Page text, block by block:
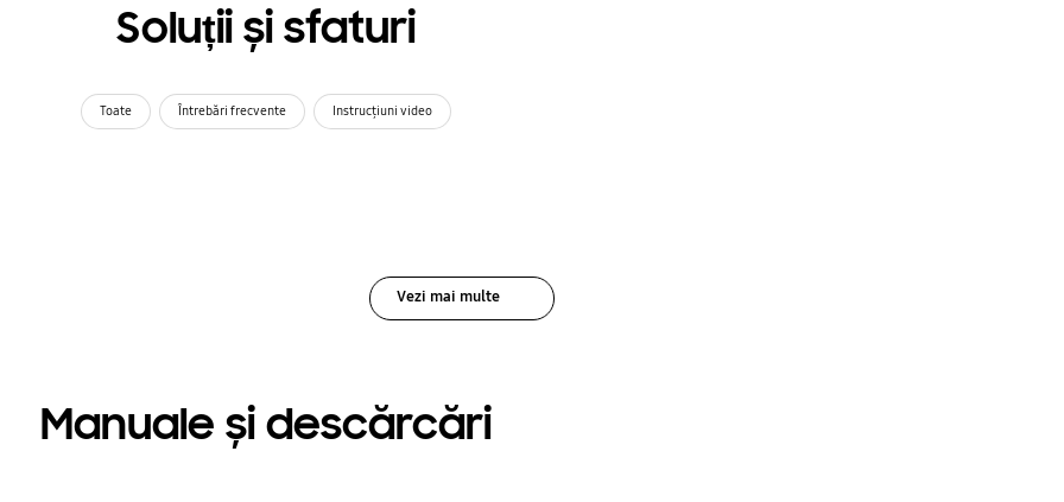
Soluții și sfaturi
Toate Întrebări frecvente Instrucţiuni video
Vezi mai multe
Manuale și descărcări